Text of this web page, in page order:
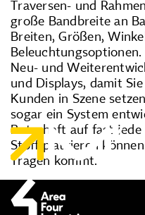
Traversen- und
große Bandbreite an
Breiten, Größen,
Neu- und
und Displays, damit
Kunden in Szene
sogar ein System
Botschaft auf fast
Stoff platzieren
Tragen kommt.